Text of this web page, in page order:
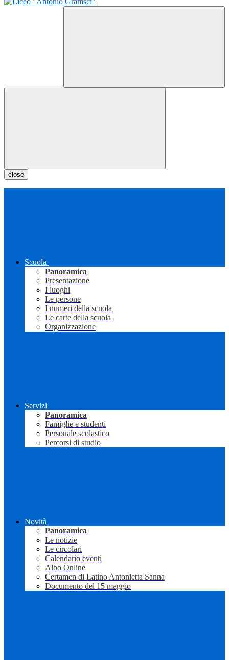
close
Scuola
Panoramica
Presentazione
I luoghi
Le persone
I numeri della scuola
Le carte della scuola
Organizzazione
Servizi
Panoramica
Famiglie e studenti
Personale scolastico
Percorsi di studio
Novità
Panoramica
Le notizie
Le circolari
Calendario eventi
Albo Online
Certamen di Latino Antonietta Sanna
Documento del 15 maggio